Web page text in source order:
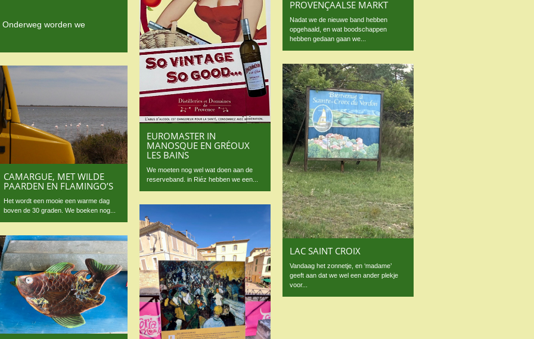
worden we
PROVENÇAALSE MARKT
Nadat we de nieuwe band hebben
opgehaald, en wat boodschappen
hebben gedaan gaan we...
EUROMASTER IN
MANOSQUE EN GRÉOUX
LES BAINS
We moeten nog wel wat doen aan de
reserveband. in Riéz hebben we een...
LAC SAINT CROIX
Vandaag het zonnetje, en ‘madame’
geeft aan dat we wel een ander plekje
voor...
CAMARGUE, MET WILDE
PAARDEN EN FLAMINGO’S
Het wordt een mooie een warme dag
boven de 30 graden. We boeken nog...